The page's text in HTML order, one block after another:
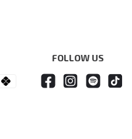
FOLLOW US